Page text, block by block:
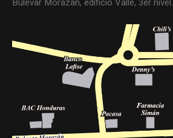
Bulevar Morazán, edificio Valle, 3er nivel.